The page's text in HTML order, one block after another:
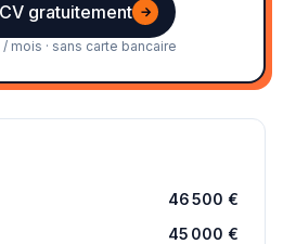
gratuitement →
mois · sans carte bancaire
46 500 €
45 000 €